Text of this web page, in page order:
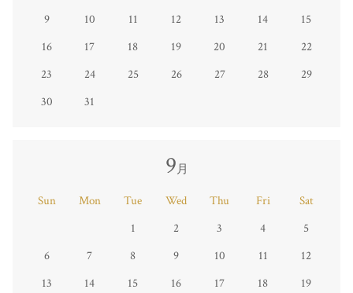
9
10 11 12 13 14
15
16
17 18 19 20 21
22
23
24 25 26 27 28
29
30
31
9月
Sun Mon Tue Wed Thu Fri
Sat
1
2 3 4
5
6
7 8 9 10 11
12
13
14 15 16 17 18
19